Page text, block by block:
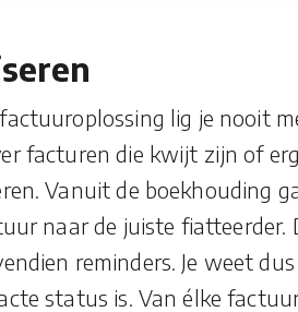
lig je nooit
facturen die kwijt zijn of
Vanuit de boekhouding
naar de juiste fiatteerder.
reminders. Je weet
status is. Van élke